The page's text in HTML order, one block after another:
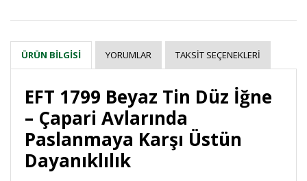
ÜRÜN BILGISI YORUMLAR TAKSIT SEÇENEKLERI
EFT 1799 Beyaz Tin Düz İğne
– Çapari Avlarında
Paslanmaya Karşı Üstün
Dayanıklılık